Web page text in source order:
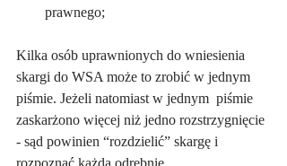
prawnego;
Kilka osób uprawnionych do wniesienia
skargi do WSA może to zrobić w jednym
piśmie. Jeżeli natomiast w jednym  piśmie
zaskarżono więcej niż jedno rozstrzygnięcie
- sąd powinien “rozdzielić” skargę i